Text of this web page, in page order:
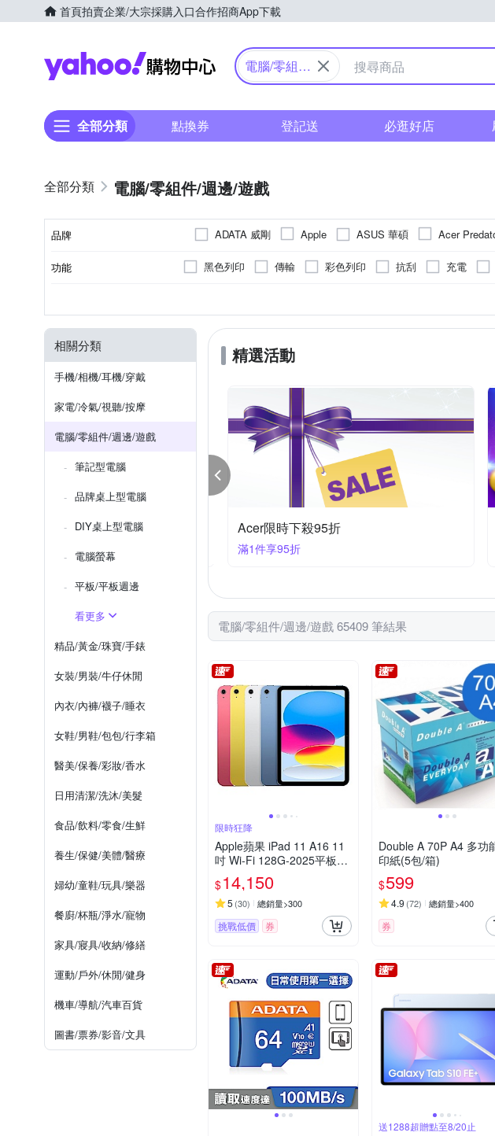
首頁拍賣企業/大宗採購入口合作招商App下載
Yahoo購物中心
電腦/零組
全部分類 點換券 登記送 必逛好店
電腦/零組件/週邊/遊戲
品牌 ADATA 威剛 Apple ASUS 華碩 Acer
CHANG YUN 昌運
CoolerMaster CORSAIR 海盜
Kingston 金士頓
Kamera 佳美能 KINYO
POLYWELL
ZyXEL
功能 黑色列印 傳輸 彩色列印 抗刮 充電
其他USB週邊
相關分類
手機/相機/耳機/穿戴
家電/冷氣/視聽/按摩
電腦/零組件/週邊/遊戲
筆記型電腦
品牌桌上型電腦
DIY桌上型電腦
電腦螢幕
平板/平板週邊
看更多
精品/黃金/珠寶/手錶
女裝/男裝/牛仔休閒
內衣/內褲/襪子/睡衣
女鞋/男鞋/包包/行李箱
醫美/保養/彩妝/香水
日用清潔/洗沐/美髮
食品/飲料/零食/生鮮
養生/保健/美體/醫療
婦幼/童鞋/玩具/樂器
餐廚/杯瓶/淨水/寵物
家具/寢具/收納/修繕
運動/戶外/休閒/健身
機車/導航/汽車百貨
圖書/票券/影音/文具
精選活動
Acer限時下殺95折
滿1件享95折
電腦/零組件/週邊/遊戲 65409 筆結果
限時狂降
Apple蘋果 iPad 11 A16 11
吋 Wi-Fi 128G-2025平板電
$14,150
5 (30) 總銷量>300
挑戰低價 券
Double A 70P A4 多功
印紙(5包/箱)
$599
4.9 (72) 總銷量>400
券
送1288超贈點至8/20止